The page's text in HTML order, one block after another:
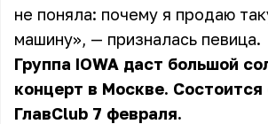
не поняла: почему я продаю
машину», — призналась певица.
Группа IOWA даст большой
концерт в Москве. Состоится
ГлавClub 7 февраля.